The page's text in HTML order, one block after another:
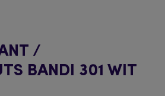
/
BANDI 301 WIT